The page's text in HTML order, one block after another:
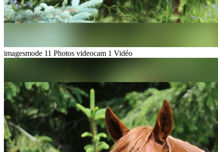
imagesmode 11 Photos videocam 1 Vidéo